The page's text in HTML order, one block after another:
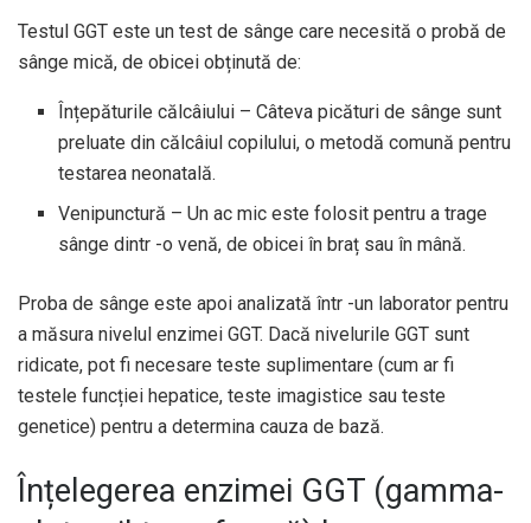
Testul GGT este un test de sânge care necesită o probă de
sânge mică, de obicei obținută de:
Înțepăturile călcâiului – Câteva picături de sânge sunt
preluate din călcâiul copilului, o metodă comună pentru
testarea neonatală.
Venipunctură – Un ac mic este folosit pentru a trage
sânge dintr -o venă, de obicei în braț sau în mână.
Proba de sânge este apoi analizată într -un laborator pentru
a măsura nivelul enzimei GGT. Dacă nivelurile GGT sunt
ridicate, pot fi necesare teste suplimentare (cum ar fi
testele funcției hepatice, teste imagistice sau teste
genetice) pentru a determina cauza de bază.
Înțelegerea enzimei GGT (gamma-